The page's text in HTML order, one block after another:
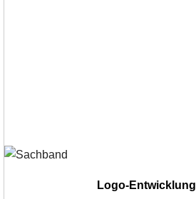
Navigation
Logo-Entwicklung